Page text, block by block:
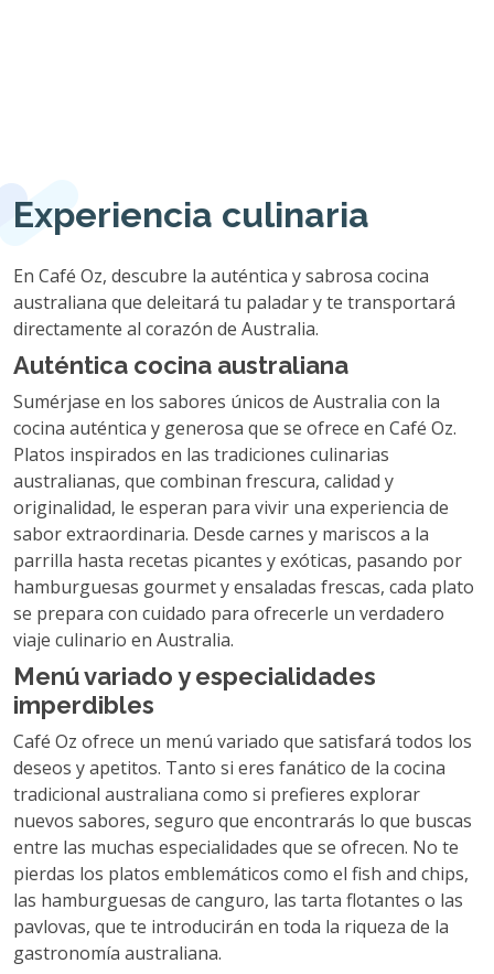
Experiencia culinaria
En Café Oz, descubre la auténtica y sabrosa cocina
australiana que deleitará tu paladar y te transportará
directamente al corazón de Australia.
Auténtica cocina australiana
Sumérjase en los sabores únicos de Australia con la
cocina auténtica y generosa que se ofrece en Café Oz.
Platos inspirados en las tradiciones culinarias
australianas, que combinan frescura, calidad y
originalidad, le esperan para vivir una experiencia de
sabor extraordinaria. Desde carnes y mariscos a la
parrilla hasta recetas picantes y exóticas, pasando por
hamburguesas gourmet y ensaladas frescas, cada plato
se prepara con cuidado para ofrecerle un verdadero
viaje culinario en Australia.
Menú variado y especialidades
imperdibles
Café Oz ofrece un menú variado que satisfará todos los
deseos y apetitos. Tanto si eres fanático de la cocina
tradicional australiana como si prefieres explorar
nuevos sabores, seguro que encontrarás lo que buscas
entre las muchas especialidades que se ofrecen. No te
pierdas los platos emblemáticos como el fish and chips,
las hamburguesas de canguro, las tarta flotantes o las
pavlovas, que te introducirán en toda la riqueza de la
gastronomía australiana.